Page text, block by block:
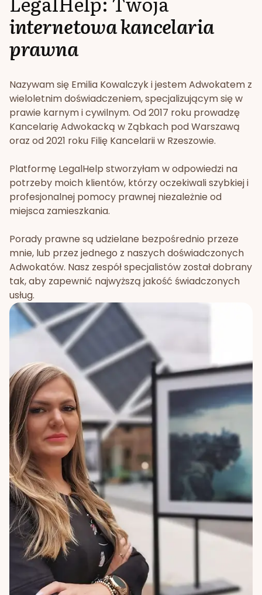
internetowa kancelaria
prawna
Nazywam się Emilia Kowalczyk i jestem Adwokatem z
wieloletnim doświadczeniem, specjalizującym się w
prawie karnym i cywilnym. Od 2017 roku prowadzę
Kancelarię Adwokacką w Ząbkach pod Warszawą
oraz od 2021 roku Filię Kancelarii w Rzeszowie.
Platformę LegalHelp stworzyłam w odpowiedzi na
potrzeby moich klientów, którzy oczekiwali szybkiej i
profesjonalnej pomocy prawnej niezależnie od
miejsca zamieszkania.
Porady prawne są udzielane bezpośrednio przeze
mnie, lub przez jednego z naszych doświadczonych
Adwokatów. Nasz zespół specjalistów został dobrany
tak, aby zapewnić najwyższą jakość świadczonych
usług.